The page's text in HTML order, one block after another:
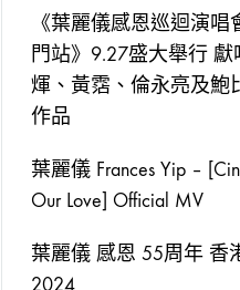
《葉麗儀感恩巡迴演唱
門站》9.27盛大舉行
煇、黃霑、倫永亮及鮑
作品
葉麗儀 Frances Yip –
Our Love] Official MV
葉麗儀 感恩 55周年 香
2024